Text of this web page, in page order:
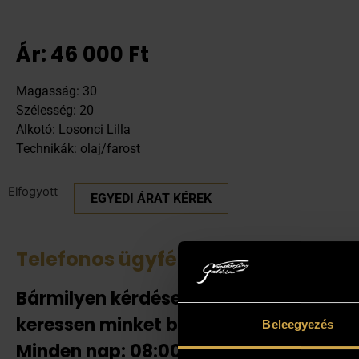
Beleegyezés
Ár:46 000 Ft
Magasság: 30
Szélesség: 20
Alkotó: Losonci Lilla
Technikák: olaj/farost
Elfogyott EGYEDI ÁRAT KÉREK
Telefonos ügyfélszolgálat
Bármilyen kérdése van
keressen minket bizalommal!
Minden nap: 08:00-20:00-ig!